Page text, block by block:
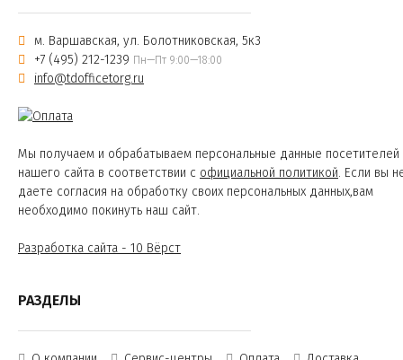
м. Варшавская, ул. Болотниковская, 5к3
+7 (495) 212-1239 Пн—Пт 9:00—18:00
info@tdofficetorg.ru
Мы получаем и обрабатываем персональные данные посетителей
нашего сайта в соответствии с официальной политикой. Если вы
даете согласия на обработку своих персональных данных,вам
необходимо покинуть наш сайт.
Разработка сайта - 10 Вёрст
РАЗДЕЛЫ